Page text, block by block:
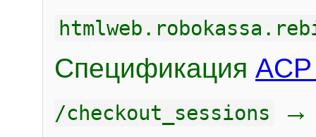
Спецификация
/checkout_sessions